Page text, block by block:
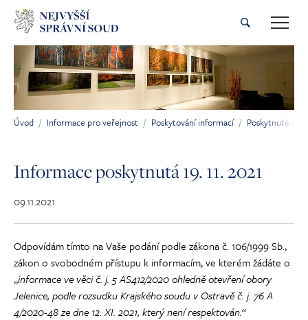
Přeskočit na hlavní obsah
Jsi tady:
Úvod Informace pro veřejnost Poskytování informací Poskytnuté
Informace poskytnutá 19. 11. 2021
09.11.2021
Odpovídám tímto na Vaše podání podle zákona č. 106/1999 Sb.,
zákon o svobodném přístupu k informacím, ve kterém žádáte o
„informace ve věci č. j. 5 AS412/2020 ohledně otevření obory
Jelenice, podle rozsudku Krajského soudu v Ostravě č. j. 76 A
4/2020-48 ze dne 12. XI. 2021, který není respektován.“